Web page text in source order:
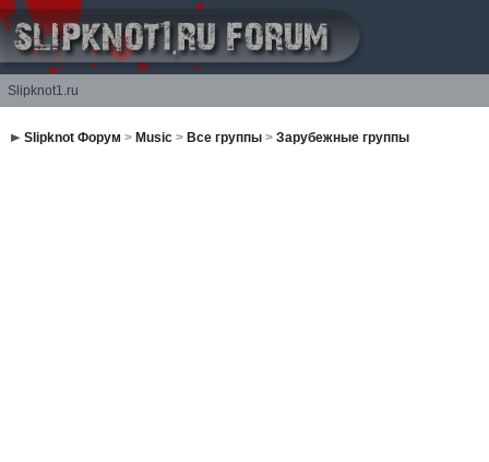
Slipknot1.ru
Slipknot Форум > Music> Все группы> Зарубежные группы